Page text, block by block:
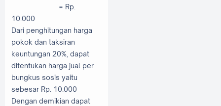
= Rp.
10.000
Dari penghitungan harga
pokok dan taksiran
keuntungan 20%, dapat
ditentukan harga jual per
bungkus sosis yaitu
sebesar Rp. 10.000
Dengan demikian dapat